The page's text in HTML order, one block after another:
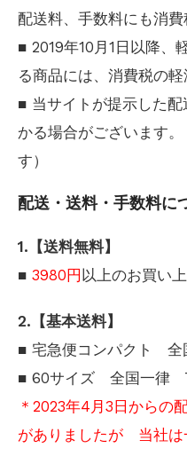
配送料、手数料にも消費
■ 2019年10月1日以降、
る商品には、消費税の軽
■ 当サイトが提示した
かる場合がございます
す）
配送・送料・手数料に
1.【送料無料】
■ 3980円 以上のお買い
2.【基本送料】
■ 宅急便コンパクト
■ 60サイズ 全国一律
＊2023年4月3日からの
がありましたが 当社は